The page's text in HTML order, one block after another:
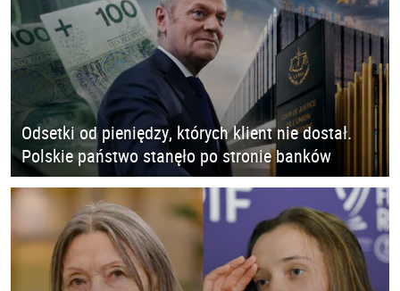
Odsetki od pieniędzy, których klient nie dostał.
Polskie państwo stanęło po stronie banków